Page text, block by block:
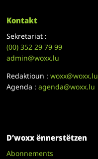
Kontakt
Sekretariat :
(00)352 29 79 99
admin@woxx.lu
Redaktioun :woxx@woxx.lu
Agenda :agenda@woxx.lu
D’woxx ënnerstëtzen
Abonnements